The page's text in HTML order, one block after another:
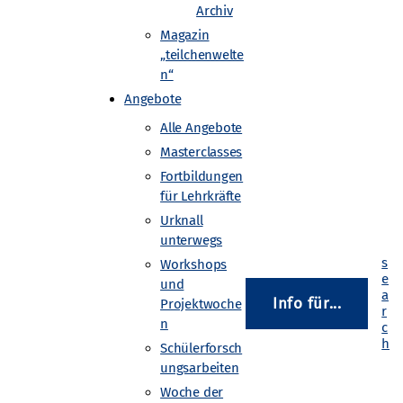
Archiv
Magazin
„teilchenwelte
n“
Angebote
Alle Angebote
Masterclasses
Fortbildungen
für Lehrkräfte
Urknall
unterwegs
Workshops
und
Projektwoche
n
Schülerforsch
ungsarbeiten
Woche der
Info für...
möglich. Wurden mit
an. Ziel des Workshops
erfahren die Teilnehmenden,